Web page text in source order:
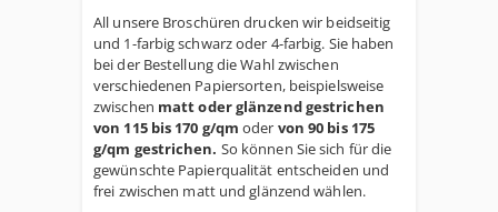
All unsere Broschüren drucken wir beidseitig
und 1-farbig schwarz oder 4-farbig. Sie haben
bei der Bestellung die Wahl zwischen
verschiedenen Papiersorten, beispielsweise
zwischen matt oder glänzend gestrichen
von 115 bis 170 g/qm oder von 90 bis 175
g/qm gestrichen. So können Sie sich für die
gewünschte Papierqualität entscheiden und
frei zwischen matt und glänzend wählen.